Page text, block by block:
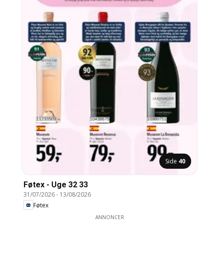
Side 40
Føtex - Uge 32 33
31/07/2026- 13/08/2026
Føtex
ANNONCER